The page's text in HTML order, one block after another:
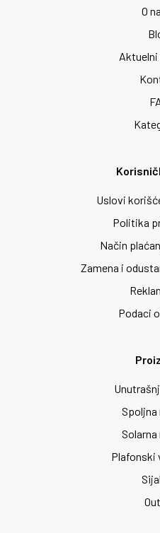
O
Uslovi
Politika
Način
Zamena i
Podaci
Spoljna
Plafonski